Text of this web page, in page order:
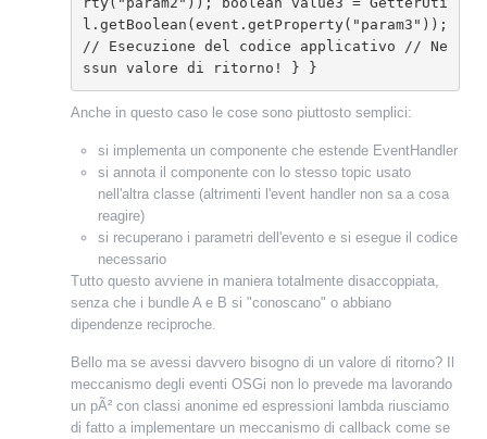
l.getBoolean(event.getProperty("param3"));
// Esecuzione del codice applicativo // Ne
ssun valore di ritorno! }
}
Anche in questo caso le cose sono piuttosto semplici:
si implementa un componente che estende EventHandler
si annota il componente con lo stesso topic usato
nell'altra classe (altrimenti l'event handler non sa a cosa
reagire)
si recuperano i parametri dell'evento e si esegue il codice
necessario
Tutto questo avviene in maniera totalmente disaccoppiata,
senza che i bundle A e B si "conoscano" o abbiano
dipendenze reciproche.
Bello ma se avessi davvero bisogno di un valore di ritorno? Il
meccanismo degli eventi OSGi non lo prevede ma lavorando
un pÃ² con classi anonime ed espressioni lambda riusciamo
di fatto a implementare un meccanismo di callback come se